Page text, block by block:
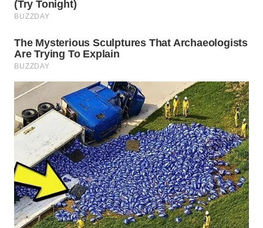
TINGGI
WN
PAKPAK
WN
KARAWANG
WN
BEKASI
WN
BOGOR